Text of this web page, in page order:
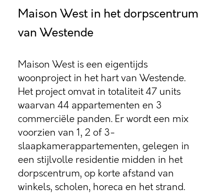
Maison West in het dorpscentrum
van Westende
Maison West is een eigentijds
woonproject in het hart van Westende.
Het project omvat in totaliteit 47 units
waarvan 44 appartementen en 3
commerciële panden. Er wordt een mix
voorzien van 1, 2 of 3-
slaapkamerappartementen, gelegen in
een stijlvolle residentie midden in het
dorpscentrum, op korte afstand van
winkels, scholen, horeca en het strand.